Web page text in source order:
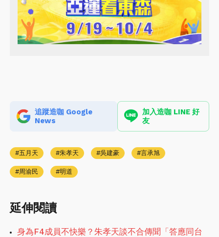
追蹤造咖 Google
News
加入造咖 LINE 好
友
五月天 朱孝天 吳建豪 言承旭
周渝民 明道
延伸閱讀
身為F4成員不快樂？朱孝天談不合傳聞「答應同台